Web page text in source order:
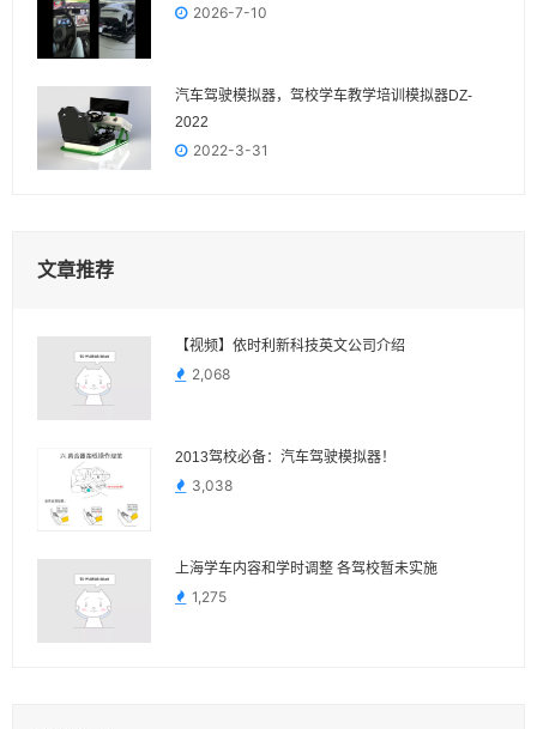
2026-7-10
汽车驾驶模拟器，驾校学车教学培训模拟器DZ-
2022
2022-3-31
文章推荐
【视频】依时利新科技英文公司介绍
2,068
2013驾校必备：汽车驾驶模拟器！
3,038
上海学车内容和学时调整 各驾校暂未实施
1,275